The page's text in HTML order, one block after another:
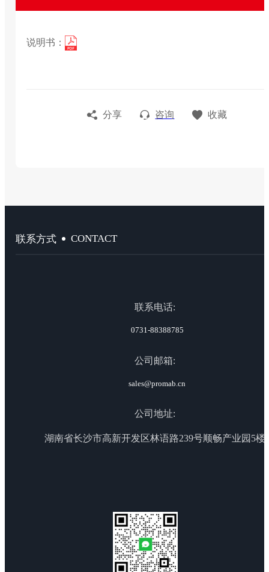
说明书：
分享 咨询 收藏
联系方式 CONTACT
联系电话:
0731-88388785
公司邮箱:
sales@promab.cn
公司地址:
湖南省长沙市高新开发区林语路239号顺畅产业园5楼